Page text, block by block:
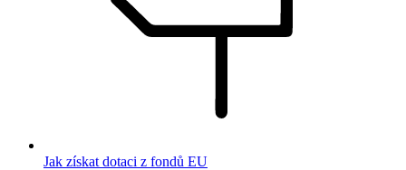
Jak získat dotaci z fondů EU